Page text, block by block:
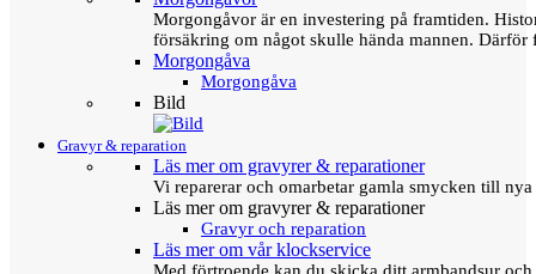
Morgongåvor är en investering på framtiden.
försäkring om något skulle hända mannen.
Morgongåva
Morgongåva
Bild
Gravyr & reparation
Läs mer om gravyrer & reparationer
Vi reparerar och omarbetar gamla smycken till
Läs mer om gravyrer & reparationer
Gravyr och reparation
Läs mer om vår klockservice